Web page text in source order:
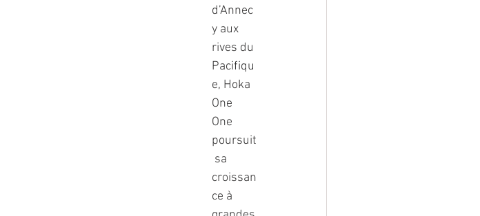
d’Annec
y aux
rives du
Pacifiqu
e, Hoka
One
One
poursuit
sa
croissan
ce à